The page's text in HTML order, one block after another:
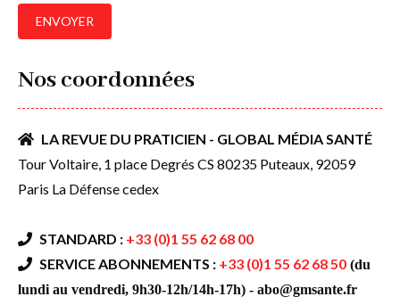
Nos coordonnées
LA REVUE DU PRATICIEN - GLOBAL MÉDIA SANTÉ
Tour Voltaire, 1 place Degrés CS 80235 Puteaux, 92059
Paris La Défense cedex
STANDARD : +33 (0)1 55 62 68 00
SERVICE ABONNEMENTS : +33 (0)1 55 62 68 50 (du
lundi au vendredi, 9h30-12h/14h-17h) - abo@gmsante.fr